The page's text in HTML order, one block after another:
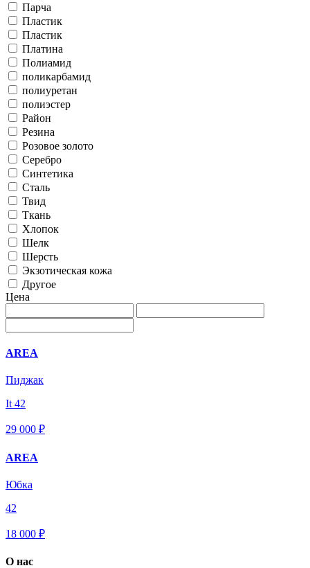
Парча
Пластик
Пластик
Платина
Полиамид
поликарбамид
полиуретан
полиэстер
Район
Резина
Розовое золото
Серебро
Синтетика
Сталь
Твид
Ткань
Хлопок
Шелк
Шерсть
Экзотическая кожа
Другое
Цена
AREA
Пиджак
It 42
29 000 ₽
AREA
Юбка
42
18 000 ₽
О нас